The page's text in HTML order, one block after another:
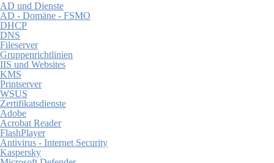
AD und Dienste
AD - Domäne - FSMO
DHCP
DNS
Fileserver
Gruppenrichtlinien
IIS und Websites
KMS
Printserver
WSUS
Zertifikatsdienste
Adobe
Acrobat Reader
FlashPlayer
Antivirus - Internet Security
Kaspersky